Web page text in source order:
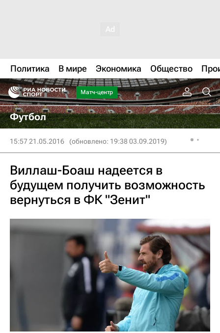
Политика В мире Экономика Общество
Матч-центр
Футбол
15:57 21.05.2016 (обновлено: 19:38 03.09.2019)
Виллаш-Боаш надеется в
будущем получить возможность
вернуться в ФК "Зенит"